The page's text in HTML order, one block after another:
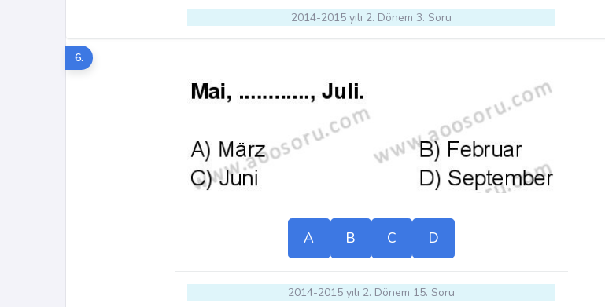
2014-2015 yılı 2. Dönem 3. Soru
6.
A B C D
2014-2015 yılı 2. Dönem 15. Soru